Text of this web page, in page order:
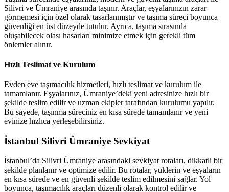
Silivri ve Ümraniye arasında taşınır. Araçlar, eşyalarınızın zarar
görmemesi için özel olarak tasarlanmıştır ve taşıma süreci boyunca
güvenliği en üst düzeyde tutulur. Ayrıca, taşıma sırasında
oluşabilecek olası hasarları minimize etmek için gerekli tüm
önlemler alınır.
Hızlı Teslimat ve Kurulum
Evden eve taşımacılık hizmetleri, hızlı teslimat ve kurulum ile
tamamlanır. Eşyalarınız, Ümraniye’deki yeni adresinize hızlı bir
şekilde teslim edilir ve uzman ekipler tarafından kurulumu yapılır.
Bu sayede, taşınma süreciniz en kısa sürede tamamlanır ve yeni
evinize hızlıca yerleşebilirsiniz.
İstanbul Silivri Ümraniye Sevkiyat
İstanbul’da Silivri Ümraniye arasındaki sevkiyat rotaları, dikkatli bir
şekilde planlanır ve optimize edilir. Bu rotalar, yüklerin ve eşyaların
en kısa sürede ve en güvenli şekilde teslim edilmesini sağlar. Yol
boyunca, taşımacılık araçları düzenli olarak kontrol edilir ve